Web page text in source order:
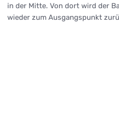
in der Mitte. Von dort wird der
wieder zum Ausgangspunkt